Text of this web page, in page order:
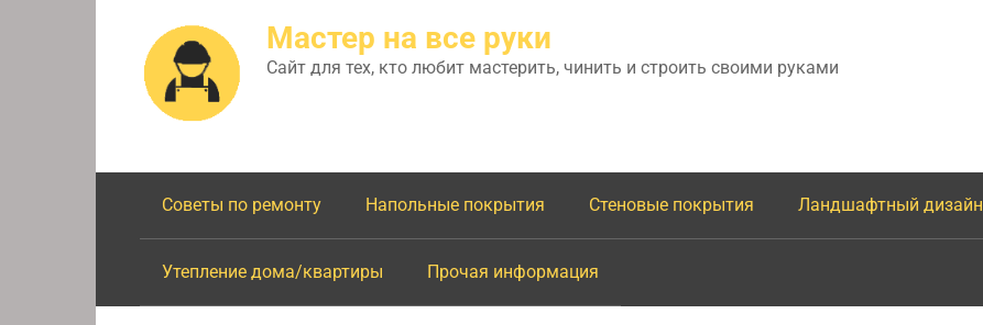
Мастер на все руки
Сайт для тех, кто любит мастерить, чинить и строить своими руками
Советы по ремонту Напольные покрытия Стеновые покрытия Ландшафтный дизайн
Утепление дома/квартиры Прочая информация